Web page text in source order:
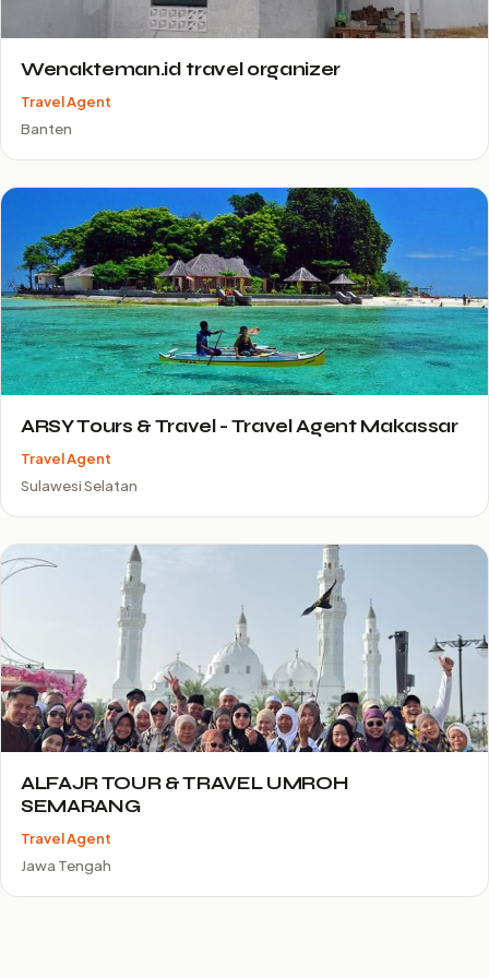
Wenakteman.id travel organizer
Travel Agent
Banten
ARSY Tours & Travel - Travel Agent Makassar
Travel Agent
Sulawesi Selatan
ALFAJR TOUR & TRAVEL UMROH
SEMARANG
Travel Agent
Jawa Tengah